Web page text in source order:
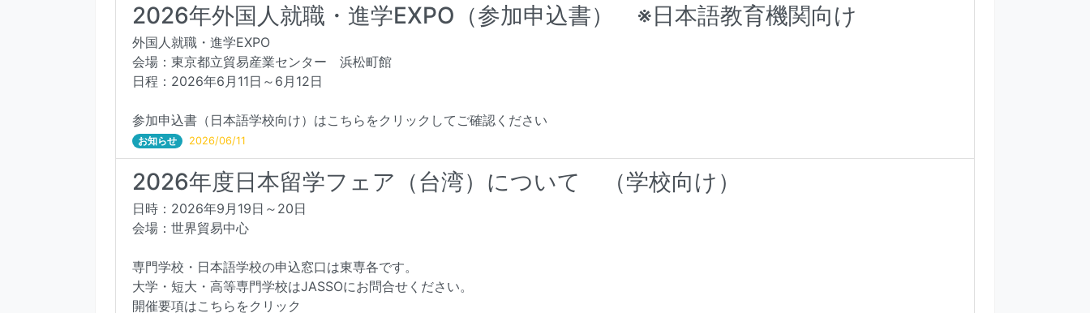
2026年外国人就職・進学EXPO（参加申込書） ※日本語教育機関向け
外国人就職・進学EXPO
会場：東京都立貿易産業センター 浜松町館
日程：2026年6月11日～6月12日
参加申込書（日本語学校向け）はこちらをクリックしてご確認ください
お知らせ 2026/06/11
2026年度日本留学フェア（台湾）について （学校向け）
日時：2026年9月19日～20日
会場：世界貿易中心
専門学校・日本語学校の申込窓口は東専各です。
大学・短大・高等専門学校はJASSOにお問合せください。
開催要項はこちらをクリック